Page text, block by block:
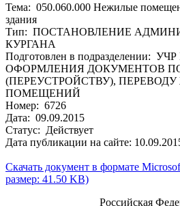
Тема: 050.060.000 Нежилые
здания
Тип: ПОСТАНОВЛЕНИЕ
КУРГАНА
Подготовлен в подразделении:
ОФОРМЛЕНИЯ ДОКУМЕНТОВ
(ПЕРЕУСТРОЙСТВУ),
ПОМЕЩЕНИЙ
Номер: 6726
Дата: 09.09.2015
Статус: Действует
Дата публикации на сайте:
Скачать документ в формате
размер: 41.50 KB)
Российская